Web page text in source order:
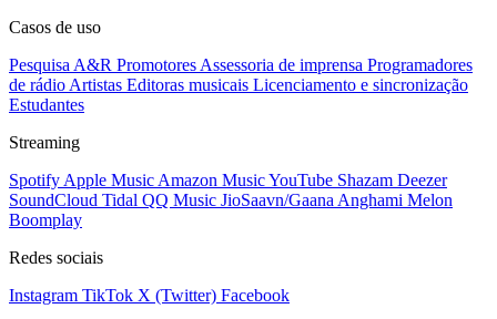
Casos de uso
Pesquisa A&R Promotores Assessoria de imprensa Programadores
de rádio Artistas Editoras musicais Licenciamento e sincronização
Estudantes
Streaming
Spotify Apple Music Amazon MusicYouTube Shazam Deezer
SoundCloud Tidal QQ Music JioSaavn/Gaana Anghami Melon
Boomplay
Redes sociais
Instagram TikTok X (Twitter) Facebook